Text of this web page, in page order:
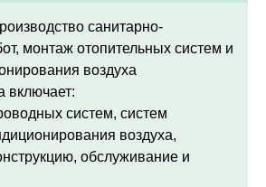
санитарно-
монтаж отопительных систем и
воздуха
включает:
систем, систем
воздуха,
обслуживание и